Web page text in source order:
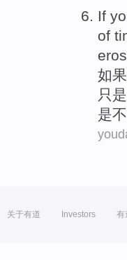
If
of
如果
只是
是不
关于有道 Investors 有